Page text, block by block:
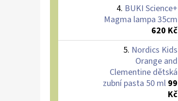
BUKI Science+
Magma lampa 35cm
620 Kč
Nordics Kids
Orange and
Clementine dětská
zubní pasta 50 ml 99
Kč